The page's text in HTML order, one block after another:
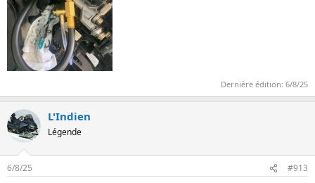
Dernière édition: 6/8/25
L'Indien
Légende
6/8/25 #913